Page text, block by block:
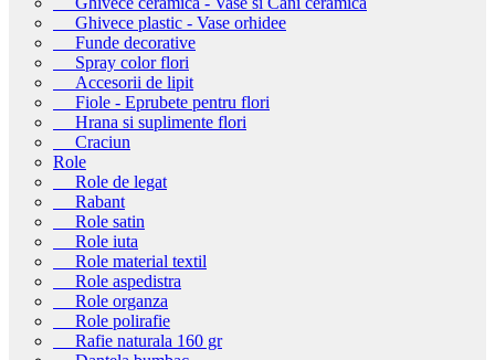
Ghivece plastic - Vase orhidee
Funde decorative
Spray color flori
Accesorii de lipit
Fiole - Eprubete pentru flori
Hrana si suplimente flori
Craciun
Role
Role de legat
Rabant
Role satin
Role iuta
Role material textil
Role aspedistra
Role organza
Role polirafie
Rafie naturala 160 gr